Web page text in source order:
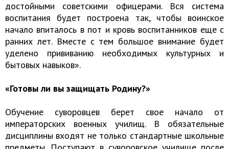
достойными советскими офицерами. Вся система
воспитания будет построена так, чтобы воинское
начало впиталось в пот и кровь воспитанников еще с
ранних лет. Вместе с тем большое внимание будет
уделено прививанию необходимых культурных и
бытовых навыков».
«Готовы ли вы защищать Родину?»
Обучение суворовцев берет свое начало от
императорских военных училищ. В обязательные
дисциплины входят не только стандартные школьные